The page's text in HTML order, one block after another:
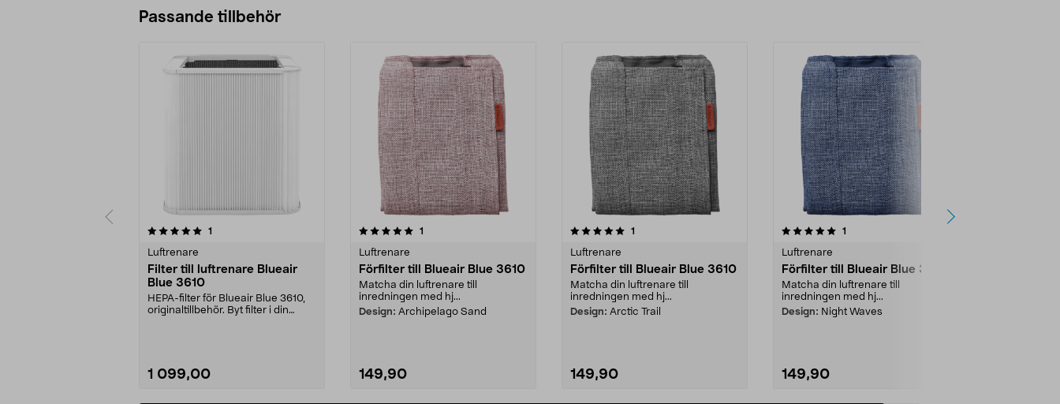
Passande tillbehör
1
Luftrenare
Filter till luftrenare Blueair
Blue 3610
HEPA-filter för Blueair Blue 3610,
originaltillbehör. Byt filter i din
1 099,00
5.0av 5 stjärnor 1
Luftrenare
Förfilter till Blueair Blue 3610
Matcha din luftrenare till
inredningen med hj...
Design: Archipelago Sand
149,90
5.0av 5 stjärnor 1
Luftrenare
Förfilter till Blueair Blue 3610
Matcha din luftrenare till
inredningen med hj...
Design: Arctic Trail
149,90
5.0av 5 stjärnor 1
Luftrenare
Förfilter till Blueair Blue 3610
Matcha din luftrenare till
inredningen med hj...
Design: Night Waves
149,90